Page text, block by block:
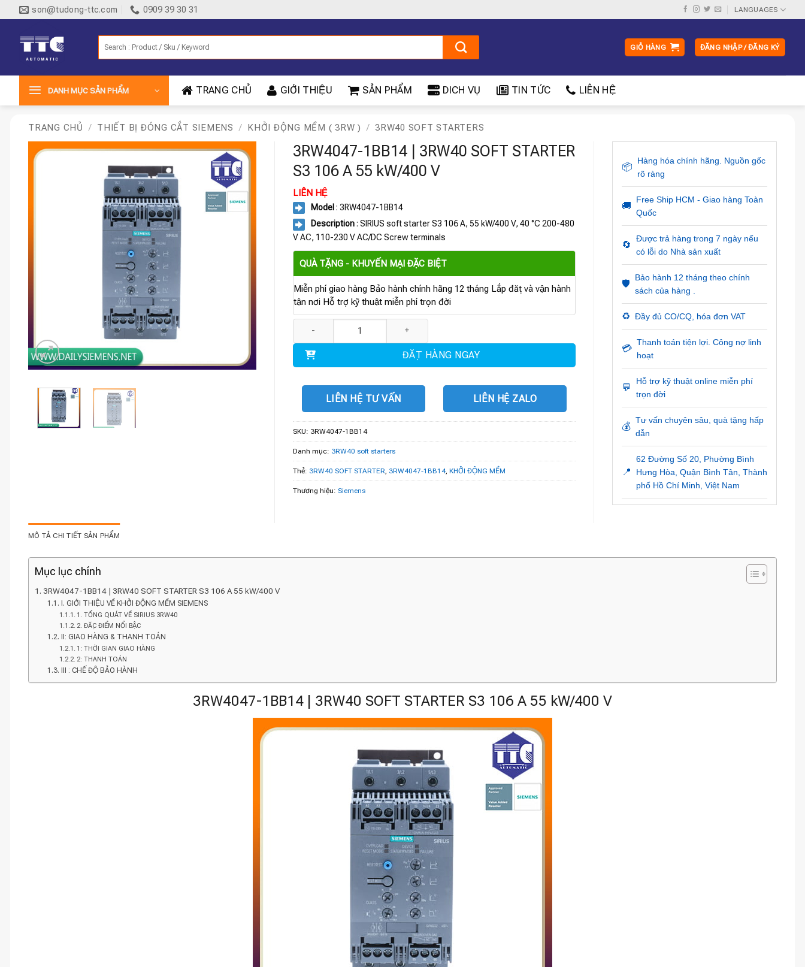
qua
son@tudong-ttc.com 0909 39 30 31 LANGUAGES
GIỎ HÀNG ĐĂNG NHẬP / ĐĂNG KÝ
DANH MỤC SẢN PHẨM TRANG CHỦ GIỚI THIỆU SẢN PHẨM DICH VỤ TIN TỨC LIÊN HỆ
TRANG CHỦ / THIẾT BỊ ĐÓNG CẮT SIEMENS / KHỞI ĐỘNG MỀM ( 3RW ) / 3RW40 SOFT STARTERS
3RW4047-1BB14 | 3RW40 SOFT STARTER
S3 106 A 55 kW/400 V
LIÊN HỆ
Model : 3RW4047-1BB14
Description: SIRIUS soft starter S3 106 A, 55 kW/400 V, 40 °C 200-480
V AC, 110-230 V AC/DC Screw terminals
QUÀ TẶNG - KHUYẾN MẠI ĐẶC BIỆT
Miễn phí giao hàng Bảo hành chính hãng 12 tháng Lắp đặt và vận hành
tận nơi Hỗ trợ kỹ thuật miễn phí trọn đời
ĐẶT HÀNG NGAY
LIÊN HỆ TƯ VẤN LIÊN HỆ ZALO
SKU: 3RW4047-1BB14
Danh mục: 3RW40 soft starters
Thẻ: 3RW40 SOFT STARTER 3RW4047-1BB14, KHỞI ĐỘNG MỀM
Thương hiệu: Siemens
📦
Hàng hóa chính hãng. Nguồn gốc
rõ ràng
🚚
Free Ship HCM - Giao hàng Toàn
Quốc
🔄
Được trả hàng trong 7 ngày nếu
có lỗi do Nhà sản xuất
🛡️
Bảo hành 12 tháng theo chính
sách của hàng .
♻️ Đầy đủ CO/CQ, hóa đơn VAT
💳
Thanh toán tiện lợi. Công nợ linh
hoạt
💬
Hỗ trợ kỹ thuật online miễn phí
trọn đời
💰
Tư vấn chuyên sâu, quà tặng hấp
dẫn
📍
62 Đường Số 20, Phường Bình
Hưng Hòa, Quận Bình Tân, Thành
phố Hồ Chí Minh, Việt Nam
MÔ TẢ CHI TIẾT SẢN PHẨM
Mục lục chính
3RW4047-1BB14 | 3RW40 SOFT STARTER S3 106 A 55 kW/400 V
I. GIỚI THIỆU VỀ KHỞI ĐỘNG MỀM SIEMENS
1. TỔNG QUÁT VỀ SIRIUS 3RW40
2. ĐẶC ĐIỂM NỔI BẬC
II: GIAO HÀNG & THANH TOÁN
1: THỜI GIAN GIAO HÀNG
2: THANH TOÁN
III : CHẾ ĐỘ BẢO HÀNH
3RW4047-1BB14 | 3RW40 SOFT STARTER S3 106 A 55 kW/400 V